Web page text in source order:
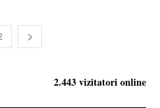
2.443 vizitatori online